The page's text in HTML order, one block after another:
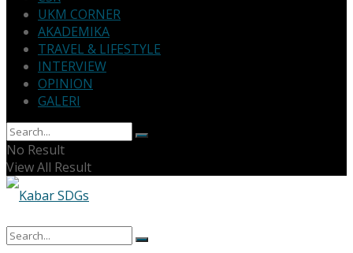
UKM CORNER
AKADEMIKA
TRAVEL & LIFESTYLE
INTERVIEW
OPINION
GALERI
No Result
View All Result